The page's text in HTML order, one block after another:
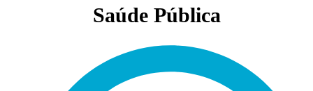
Saúde Pública